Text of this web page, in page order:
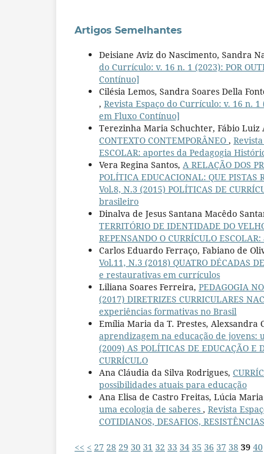
Artigos Semelhantes
Deisiane Aviz do Nascimento, Sandra
do Currículo: v. 16 n. 1 (2023): POR
Contínuo]
Cilésia Lemos, Sandra Soares Della
, Revista Espaço do Currículo: v. 16 n. 1
em Fluxo Contínuo]
Terezinha Maria Schuchter, Fábio Luiz
CONTEXTO CONTEMPORÂNEO ,
ESCOLAR: aportes da Pedagogia
Vera Regina Santos, A RELAÇÃO DOS
POLÍTICA EDUCACIONAL: QUE PISTAS
Vol.8, N.3 (2015) POLÍTICAS DE
brasileiro
Dinalva de Jesus Santana Macêdo
TERRITÓRIO DE IDENTIDADE DO
REPENSANDO O CURRÍCULO
Carlos Eduardo Ferraço, Fabiano de
Vol.11, N.3 (2018) QUATRO DÉCADAS
e restaurativas em currículos
Liliana Soares Ferreira, PEDAGOGIA
(2017) DIRETRIZES CURRICULARES
experiências formativas no Brasil
Emília Maria da T. Prestes, Alexsandra
aprendizagem na educação de jovens:
(2009) AS POLÍTICAS DE EDUCAÇÃO E
CURRÍCULO
Ana Cláudia da Silva Rodrigues,
possibilidades atuais para educação
Ana Elisa de Castro Freitas, Lúcia
uma ecologia de saberes , Revista
COTIDIANOS, DESAFIOS,
<< < 27 28 29 30 31 32 33 34 35 36 37 38 39 40